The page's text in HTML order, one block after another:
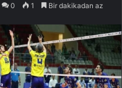
0 1 Bir dakikadan az